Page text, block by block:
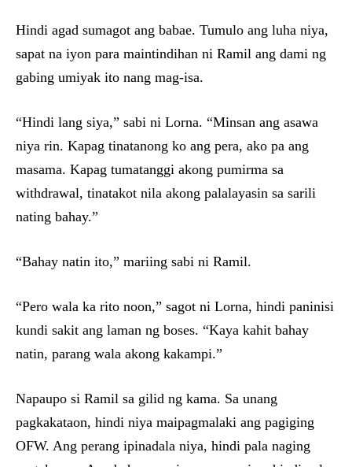
Hindi agad sumagot ang babae. Tumulo ang luha niya,
sapat na iyon para maintindihan ni Ramil ang dami ng
gabing umiyak ito nang mag-isa.
“Hindi lang siya,” sabi ni Lorna. “Minsan ang asawa
niya rin. Kapag tinatanong ko ang pera, ako pa ang
masama. Kapag tumatanggi akong pumirma sa
withdrawal, tinatakot nila akong palalayasin sa sarili
nating bahay.”
“Bahay natin ito,” mariing sabi ni Ramil.
“Pero wala ka rito noon,” sagot ni Lorna, hindi paninisi
kundi sakit ang laman ng boses. “Kaya kahit bahay
natin, parang wala akong kakampi.”
Napaupo si Ramil sa gilid ng kama. Sa unang
pagkakataon, hindi niya maipagmalaki ang pagiging
OFW. Ang perang ipinadala niya, hindi pala naging